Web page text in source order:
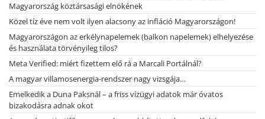
Magyarország köztársasági elnökének
Közel tíz éve nem volt ilyen alacsony az infláció Magyarországon!
Magyarországon az erkélynapelemek (balkon napelemek) elhelyezése
és használata törvényileg tilos?
Meta Verified: miért fizettem elő rá a Marcali Portálnál?
A magyar villamosenergia-rendszer nagy vizsgája…
Emelkedik a Duna Paksnál – a friss vízügyi adatok már óvatos
bizakodásra adnak okot